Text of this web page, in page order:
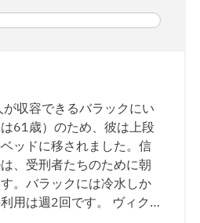
収容できるバラックにい
61歳）のため、彼は上段
ッドに移されました。信
、受刑者たちのために朝
。バラックには冷水しか
用は週2回です。 ヴィク